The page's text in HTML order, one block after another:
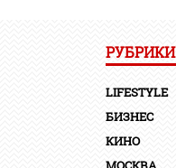
РУБРИКИ
LIFESTYLE
БИЗНЕС
КИНО